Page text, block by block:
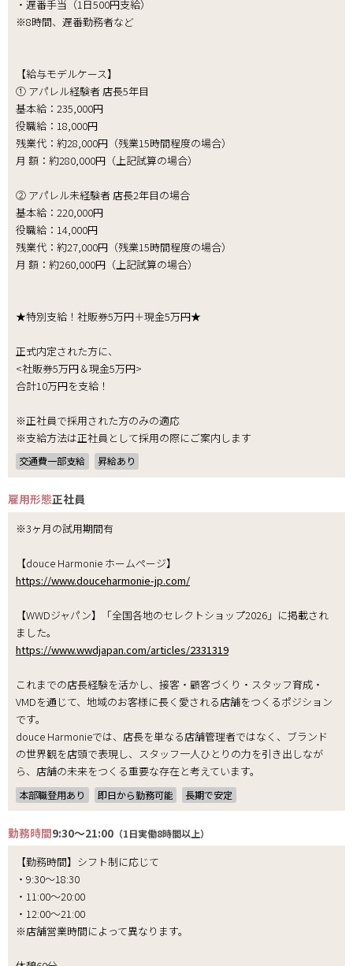
・遅番手当（1日500円支給）
※8時間、遅番勤務者など
【給与モデルケース】
① アパレル経験者 店長5年目
基本給：235,000円
役職給：18,000円
残業代：約28,000円（残業15時間程度の場合）
月 額：約280,000円（上記試算の場合）
② アパレル未経験者 店長2年目の場合
基本給：220,000円
役職給：14,000円
残業代：約27,000円（残業15時間程度の場合）
月 額：約260,000円（上記試算の場合）
★特別支給！社販券5万円＋現金5万円★
正式内定された方に、
<社販券5万円＆現金5万円>
合計10万円を支給！
※正社員で採用された方のみの適応
※支給方法は正社員として採用の際にご案内します
交通費一部支給 昇給あり
雇用形態正社員
※3ヶ月の試用期間有
【douce Harmonie ホームページ】
https://www.douceharmonie-jp.com/
【WWDジャパン】「全国各地のセレクトショップ2026」に掲載され
ました。
https://www.wwdjapan.com/articles/2331319
これまでの店長経験を活かし、接客・顧客づくり・スタッフ育成・
VMDを通じて、地域のお客様に長く愛される店舗をつくるポジション
です。
douce Harmonieでは、店長を単なる店舗管理者ではなく、ブランド
の世界観を店頭で表現し、スタッフ一人ひとりの力を引き出しなが
ら、店舗の未来をつくる重要な存在と考えています。
本部職登用あり 即日から勤務可能 長期で安定
勤務時間9:30～21:00 （1日実働8時間以上）
【勤務時間】シフト制に応じて
・9:30～18:30
・11:00～20:00
・12:00～21:00
※店舗営業時間によって異なります。